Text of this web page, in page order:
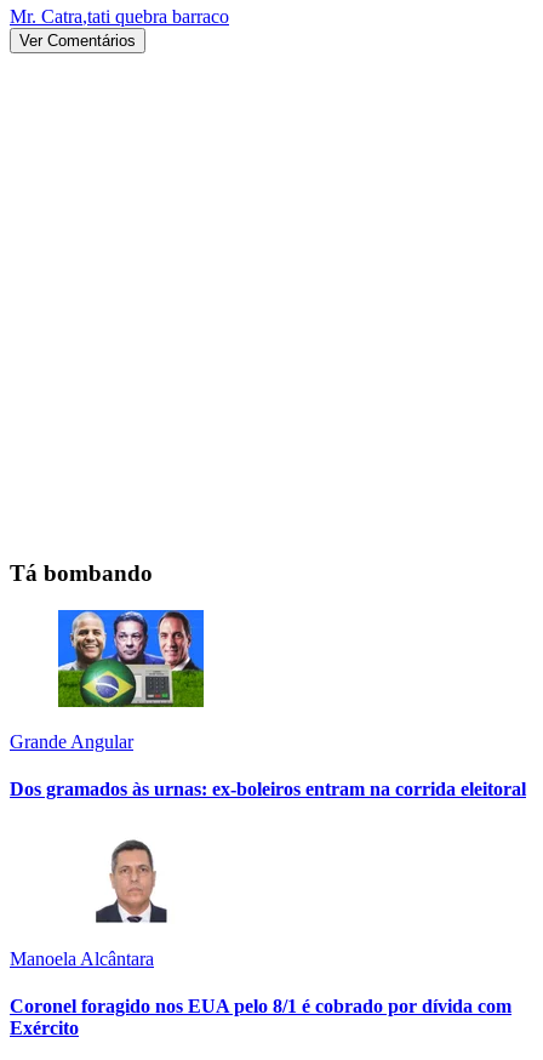
Mr. Catra,tati quebra barraco
Ver Comentários
Tá bombando
Grande Angular
Dos gramados às urnas: ex-boleiros entram na corrida eleitoral
Manoela Alcântara
Coronel foragido nos EUA pelo 8/1 é cobrado por dívida com
Exército